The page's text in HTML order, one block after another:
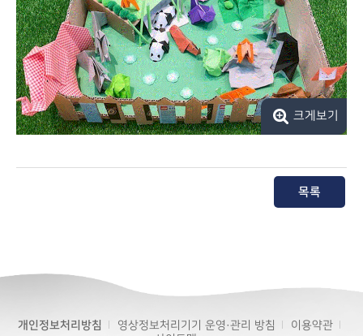
크게보기
목록
개인정보처리방침 영상정보처리기기 운영·관리 방침
이용약관